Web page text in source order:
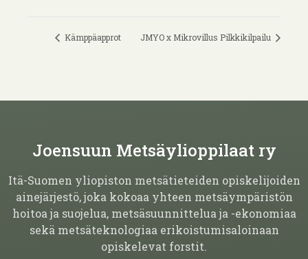
Kämppäapprot JMYO x Mikrovillus Pilkkikilpailu
Joensuun Metsäylioppilaat ry
Itä-Suomen yliopiston metsätieteiden opiskelijoiden
ainejärjestö, joka kokoaa yhteen metsäympäristön
hoitoa ja suojelua, metsäsuunnittelua ja -ekonomiaa
sekä metsäteknologiaa erikoistumisaloinaan
opiskelevat forstit.